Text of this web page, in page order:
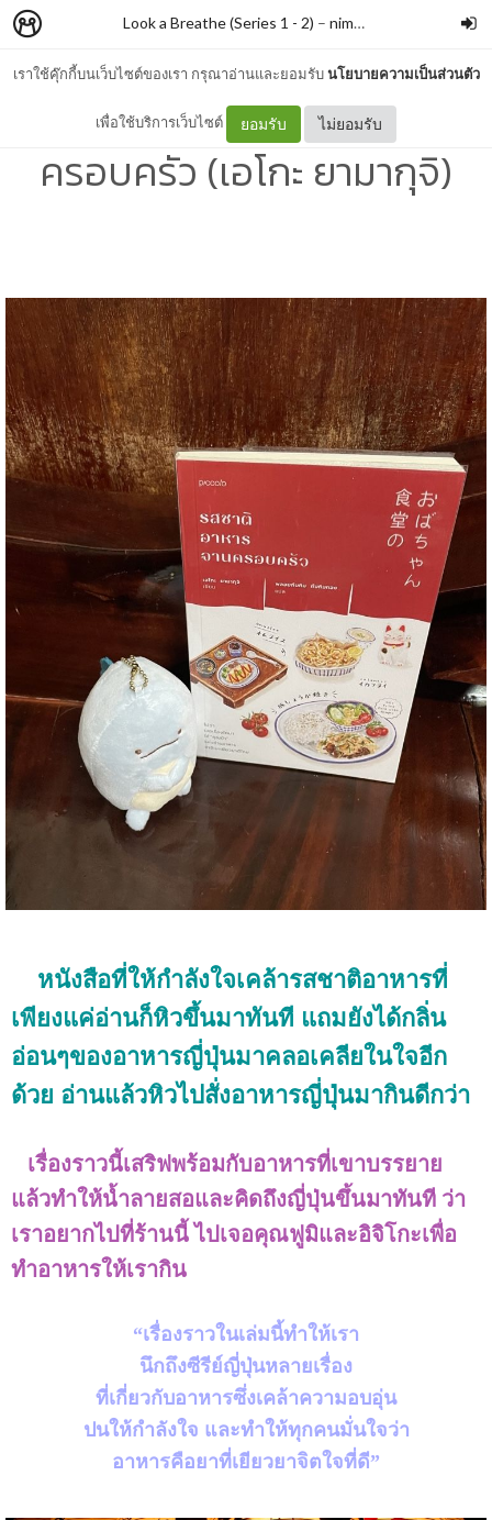
เราใช้คุ๊กกี้บนเว็บไซต์ของเรา กรุณาอ่านและยอมรับนโยบายความเป็นส่วนตัว
เพื่อใช้บริการเว็บไซต์ ยอมรับ ไม่ยอมรับ
Look a Breathe (Series 1 - 2) – nimon
#336 รสชาติอาหารจาน
ครอบครัว (เอโกะ ยามากุจิ)
หนังสือที่ให้กำลังใจเคล้ารสชาติอาหารที่
เพียงแค่อ่านก็หิวขึ้นมาทันที แถมยังได้กลิ่น
อ่อนๆของอาหารญี่ปุ่นมาคลอเคลียในใจอีก
ด้วย อ่านแล้วหิวไปสั่งอาหารญี่ปุ่นมากินดีกว่า
เรื่องราวนี้เสริฟพร้อมกับอาหารที่เขาบรรยาย
แล้วทำให้น้ำลายสอและคิดถึงญี่ปุ่นขึ้นมาทันที ว่า
เราอยากไปที่ร้านนี้ ไปเจอคุณฟูมิและอิจิโกะเพื่อ
ทำอาหารให้เรากิน
“เรื่องราวในเล่มนี้ทำให้เรา
นึกถึงซีรีย์ญี่ปุ่นหลายเรื่อง
ที่เกี่ยวกับอาหารซึ่งเคล้าความอบอุ่น
ปนให้กำลังใจ และทำให้ทุกคนมั่นใจว่า
อาหารคือยาที่เยียวยาจิตใจที่ดี”